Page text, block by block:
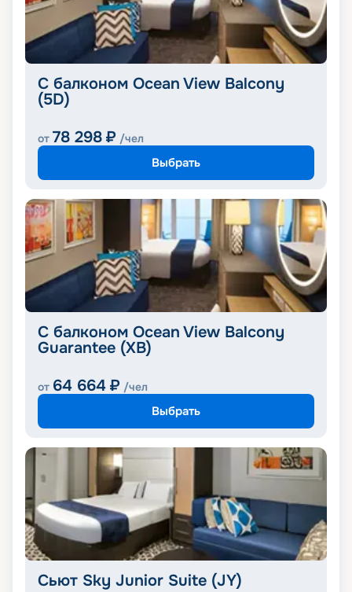
С балконом Ocean View Balcony
(5D)
от 78 298 ₽ /чел
Выбрать
С балконом Ocean View Balcony
Guarantee (XB)
от 64 664 ₽ /чел
Выбрать
Сьют Sky Junior Suite (JY)